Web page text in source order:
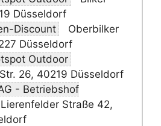
Düsseldorf
Discount
Oberbilker
Düsseldorf
Outdoor
26, 40219 Düsseldorf
- Betriebshof
Lierenfelder Straße 42,